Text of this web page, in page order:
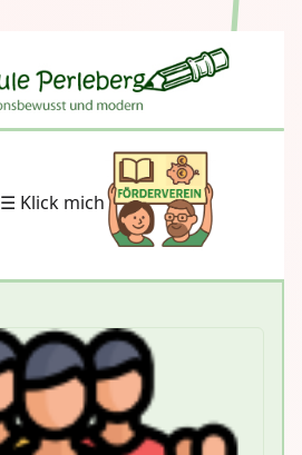
☰ Klick mich